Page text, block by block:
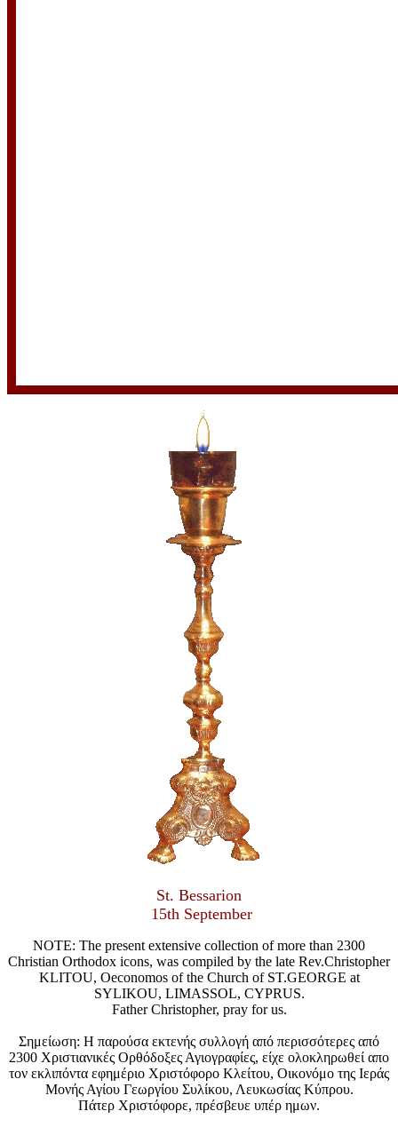
St. Bessarion
15th September
NOTE: The present extensive collection of more than 2300
Christian Orthodox icons, was compiled by the late Rev.Christopher
KLITOU, Oeconomos of the Church of ST.GEORGE at
SYLIKOU, LIMASSOL, CYPRUS.
Father Christopher, pray for us.
Σημείωση: Η παρούσα εκτενής συλλογή από περισσότερες από
2300 Χριστιανικές Ορθόδοξες Αγιογραφίες, είχε ολοκληρωθεί απο
τον εκλιπόντα εφημέριο Χριστόφορο Κλείτου, Οικονόμο της Ιεράς
Μονής Αγίου Γεωργίου Συλίκου, Λευκωσίας Κύπρου.
Πάτερ Χριστόφορε, πρέσβευε υπέρ ημων.